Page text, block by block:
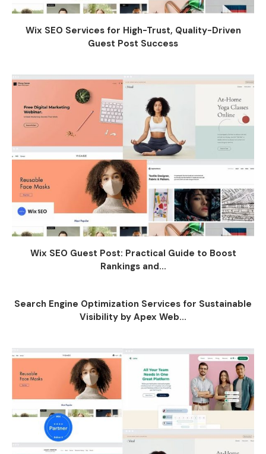
Wix SEO Services for High-Trust, Quality-Driven
Guest Post Success
Wix SEO Guest Post: Practical Guide to Boost
Rankings and...
Search Engine Optimization Services for Sustainable
Visibility by Apex Web...